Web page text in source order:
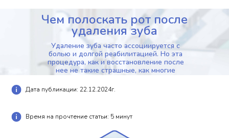
Чем полоскать рот после
удаления зуба
Удаление зуба часто ассоциируется с
болью и долгой реабилитацией. Но эта
процедура, как и восстановление после
нее не такие страшные, как многие
представляют.
Дата публикации: 22.12.2024г.
Время на прочтение статьи: 5 минут